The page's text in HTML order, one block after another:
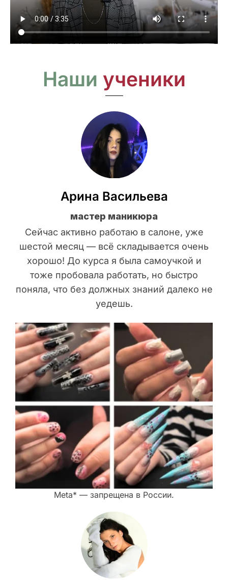
Наши ученики
Арина Васильева
мастер маникюра
Сейчас активно работаю в салоне, уже
шестой месяц — всё складывается очень
хорошо! До курса я была самоучкой и
тоже пробовала работать, но быстро
поняла, что без должных знаний далеко не
уедешь.
Meta* — запрещена в России.